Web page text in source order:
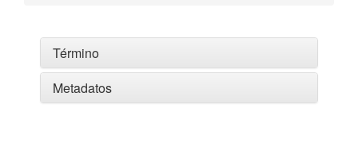
Término
Metadatos